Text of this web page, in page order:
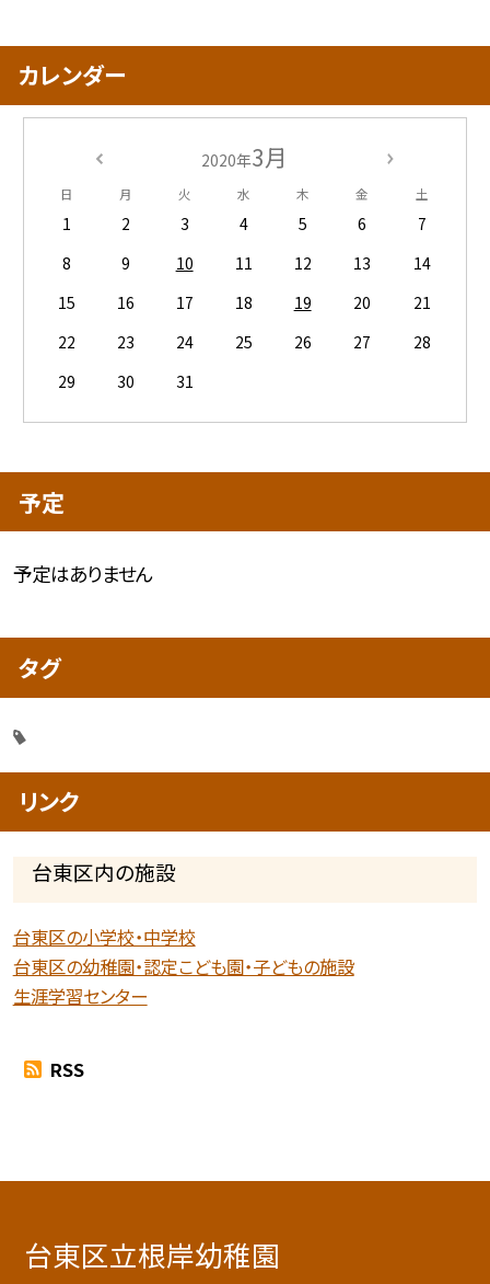
カレンダー
2020年3月
日 月 火 水 木 金 土
1 2 3 4 5 6
7
8
9 10 11 12 13
14
15
16 17 18 19 20
21
22
23 24 25 26 27
28
29
30 31
予定
予定はありません
タグ
リンク
台東区内の施設
台東区の小学校・中学校
台東区の幼稚園・認定こども園・子どもの施設
生涯学習センター
RSS
台東区立根岸幼稚園